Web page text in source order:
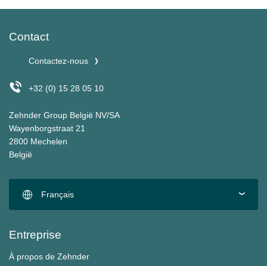
Contact
Contactez-nous
+32 (0) 15 28 05 10
Zehnder Group België NV/SA
Wayenborgstraat 21
2800 Mechelen
België
Français
Entreprise
À propos de Zehnder